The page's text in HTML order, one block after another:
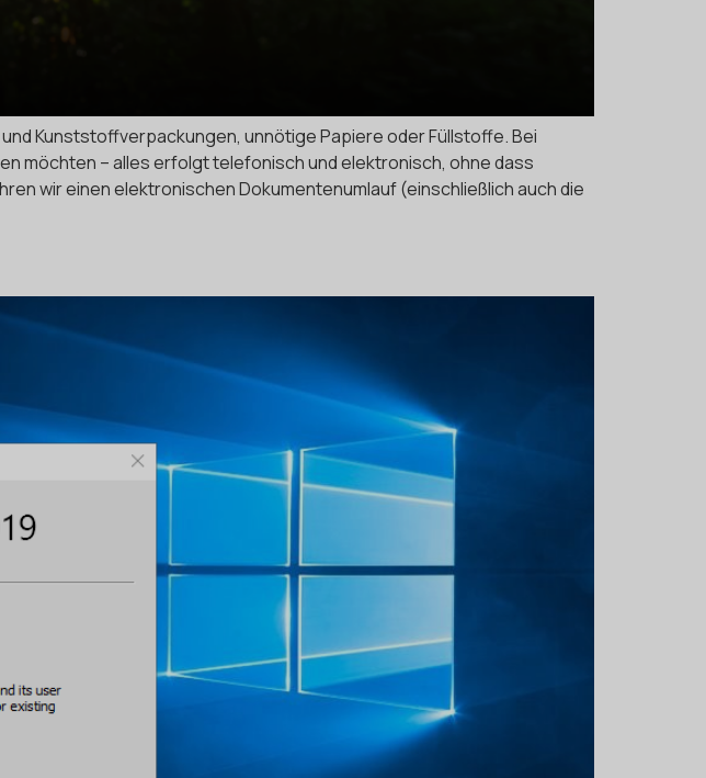
Kunststoffverpackungen, unnötige Papiere oder Füllstoffe. Bei
möchten – alles erfolgt telefonisch und elektronisch, ohne dass
wir einen elektronischen Dokumentenumlauf (einschließlich auch die